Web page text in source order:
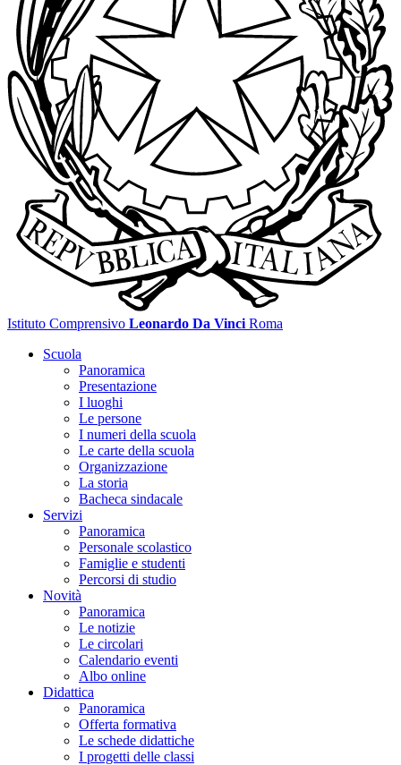
Istituto Comprensivo Leonardo Da Vinci Roma
Scuola
Panoramica
Presentazione
I luoghi
Le persone
I numeri della scuola
Le carte della scuola
Organizzazione
La storia
Bacheca sindacale
Servizi
Panoramica
Personale scolastico
Famiglie e studenti
Percorsi di studio
Novità
Panoramica
Le notizie
Le circolari
Calendario eventi
Albo online
Didattica
Panoramica
Offerta formativa
Le schede didattiche
I progetti delle classi